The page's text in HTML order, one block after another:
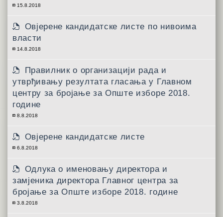
15.8.2018
Овјерене кандидатске листе по нивоима
власти
14.8.2018
Правилник о организацији рада и
утврђивању резултата гласања у Главном
центру за бројање за Опште изборе 2018.
године
8.8.2018
Овјерене кандидатске листе
6.8.2018
Одлука о именовању директора и
замјеника директора Главног центра за
бројање за Опште изборе 2018. године
3.8.2018